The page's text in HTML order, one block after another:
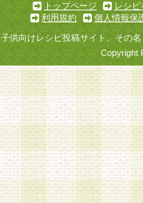
トップページ
レシピ
利用規約
個人情報保
子供向けレシピ投稿サイト、その
Copyright